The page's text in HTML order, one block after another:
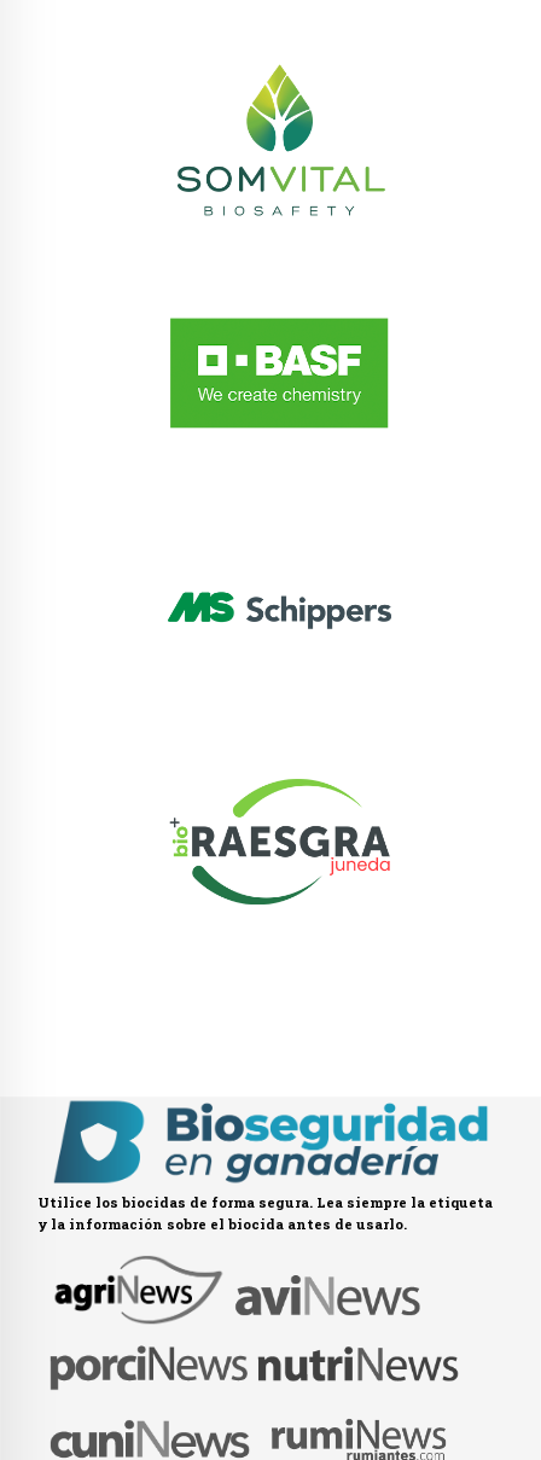
Utilice los biocidas de forma segura. Lea siempre la etiqueta
y la información sobre el biocida antes de usarlo.